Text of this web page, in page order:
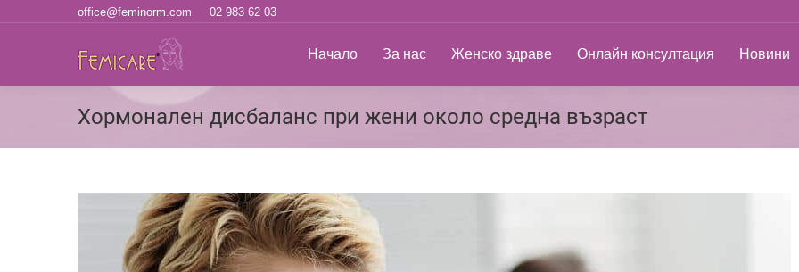
office@feminorm.com 02 983 62 03
Начало За нас Женско здраве Онлайн консултация Новини
Хормонален дисбаланс при жени около средна възраст
Начало За нас Женско здраве Онлайн консултация Новини